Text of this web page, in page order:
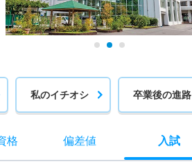
私のイチオシ 卒業後の進路
格 偏差値 入試